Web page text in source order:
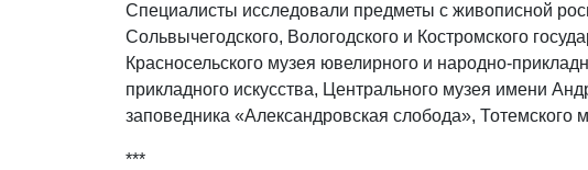
Специалисты исследовали предметы с живописной
Сольвычегодского, Вологодского и Костромского
Красносельского музея ювелирного и народно-
прикладного искусства, Центрального музея имени
заповедника «Александровская слобода», Тотемского
***